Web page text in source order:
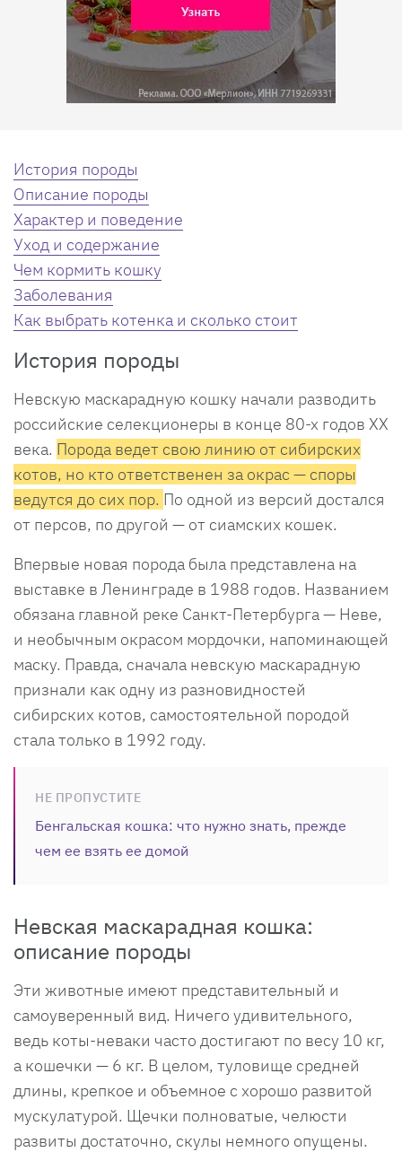
История породы
Описание породы
Характер и поведение
Уход и содержание
Чем кормить кошку
Заболевания
Как выбрать котенка и сколько стоит
История породы
Невскую маскарадную кошку начали разводить
российские селекционеры в конце 80-х годов ХХ
века. Порода ведет свою линию от сибирских
котов, но кто ответственен за окрас — споры
ведутся до сих пор. По одной из версий достался
от персов, по другой — от сиамских кошек.
Впервые новая порода была представлена на
выставке в Ленинграде в 1988 годов. Названием
обязана главной реке Санкт-Петербурга — Неве,
и необычным окрасом мордочки, напоминающей
маску. Правда, сначала невскую маскарадную
признали как одну из разновидностей
сибирских котов, самостоятельной породой
стала только в 1992 году.
НЕ ПРОПУСТИТЕ
Бенгальская кошка: что нужно знать, прежде
чем ее взять ее домой
Невская маскарадная кошка:
описание породы
Эти животные имеют представительный и
самоуверенный вид. Ничего удивительного,
ведь коты-неваки часто достигают по весу 10 кг,
а кошечки — 6 кг. В целом, туловище средней
длины, крепкое и объемное с хорошо развитой
мускулатурой. Щечки полноватые, челюсти
развиты достаточно, скулы немного опущены.